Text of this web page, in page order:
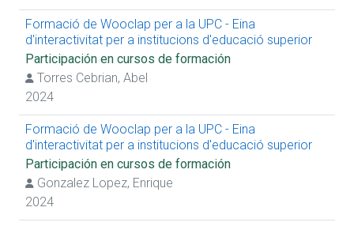
Formació de Wooclap per a la UPC - Eina
d'interactivitat per a institucions d'educació superior
Participación en cursos de formación
Torres Cebrian, Abel
2024
Formació de Wooclap per a la UPC - Eina
d'interactivitat per a institucions d'educació superior
Participación en cursos de formación
Gonzalez Lopez, Enrique
2024